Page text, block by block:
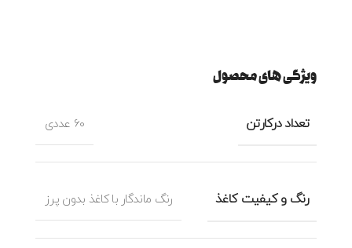
ویژگی های محصول
تعداد درکارتن 60 عددی
رنگ و کیفیت کاغذ رنگ ماندگار با کاغذ بدون پرز